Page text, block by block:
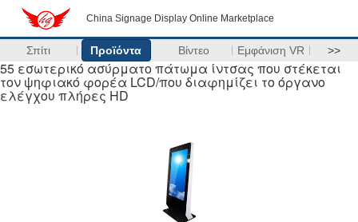
China Signage Display Online Marketplace
Σπίτι Προϊόντα Βίντεο Εμφάνιση VR >>
55 εσωτερικό ασύρματο πάτωμα ίντσας που στέκεται
τον ψηφιακό φορέα LCD/που διαφημίζει το όργανο
ελέγχου πλήρες HD